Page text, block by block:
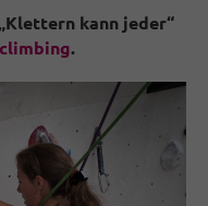
kann jeder“
.